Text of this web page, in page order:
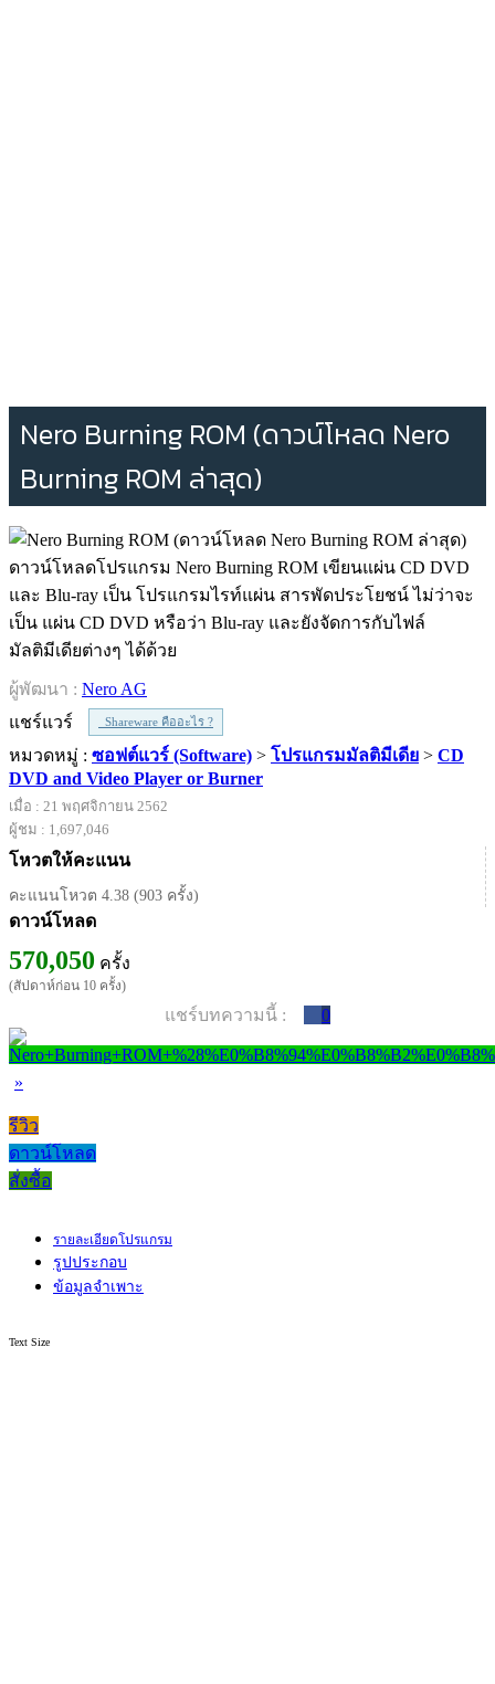
Nero Burning ROM (ดาวน์โหลด Nero
Burning ROM ล่าสุด)
ดาวน์โหลดโปรแกรม Nero Burning ROM เขียนแผ่น CD DVD
และ Blu-ray เป็น โปรแกรมไรท์แผ่น สารพัดประโยชน์ ไม่ว่าจะ
เป็น แผ่น CD DVD หรือว่า Blu-ray และยังจัดการกับไฟล์
มัลติมีเดียต่างๆ ได้ด้วย
ผู้พัฒนา : Nero AG
แชร์แวร์
Shareware คืออะไร ?
หมวดหมู่ : ซอฟต์แวร์ (Software) > โปรแกรมมัลติมีเดีย > CD
DVD and Video Player or Burner
เมื่อ : 21 พฤศจิกายน 2562
ผู้ชม : 1,697,046
โหวตให้คะแนน
คะแนนโหวต 4.38 (903 ครั้ง)
ดาวน์โหลด
570,050 ครั้ง
(สัปดาห์ก่อน 10 ครั้ง)
แชร์บทความนี้ : 0
»
รีวิว
ดาวน์โหลด
สั่งซื้อ
รายละเอียดโปรแกรม
รูปประกอบ
ข้อมูลจำเพาะ
Text Size